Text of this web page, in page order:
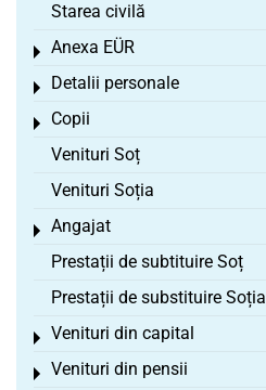
Starea civilă
Anexa EÜR
Toggle menu
Detalii personale
Toggle menu
Copii
Toggle menu
Venituri Soț
Venituri Soția
Angajat
Toggle menu
Prestații de subtituire Soț
Prestații de substituire Soția
Venituri din capital
Toggle menu
Venituri din pensii
Toggle menu